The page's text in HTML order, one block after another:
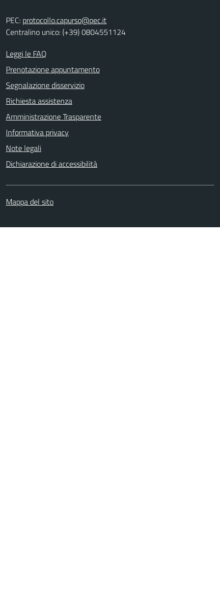
PEC: protocollo.capurso@pec.it
Centralino unico: (+39) 0804551124
Leggi le FAQ
Prenotazione appuntamento
Segnalazione disservizio
Richiesta assistenza
Amministrazione Trasparente
Informativa privacy
Note legali
Dichiarazione di accessibilità
Mappa del sito